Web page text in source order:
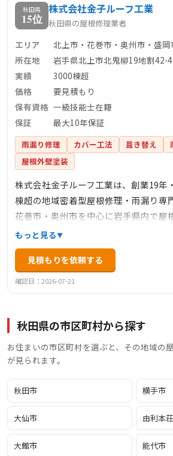
秋田県
15位
株式会社金子ルーフ工業
秋田県の屋根修理業者
エリア
北上市・花巻市・奥州市・盛
所在地
岩手県北上市北鬼柳19地割42-4
実績
3000棟超
価格
要見積もり
保有資格 一級技能士在籍
保証
最大10年保証
雨漏り修理 カバー工法 葺き替え
屋根外壁塗装
株式会社金子ルーフ工業は、創業19年
棟超の地域密着型屋根修理・雨漏り専
花巻市・奥州市を中心に岩手県内で屋
理、防水工事を行っています。一級技
検、ドローンを使った屋根診断、自社
質な施工を提供。日本建築板金組合施
受賞の技術力と施工保証最大10年で安
スをお約束します。
もっと見る
見積もりを依頼する
確認日：2026-07-21
秋田県の市区町村から探す
お住まいの市区町村を選ぶと、その地域の
が見られます。
秋田市 横手市
大仙市 由利本
大館市 能代市